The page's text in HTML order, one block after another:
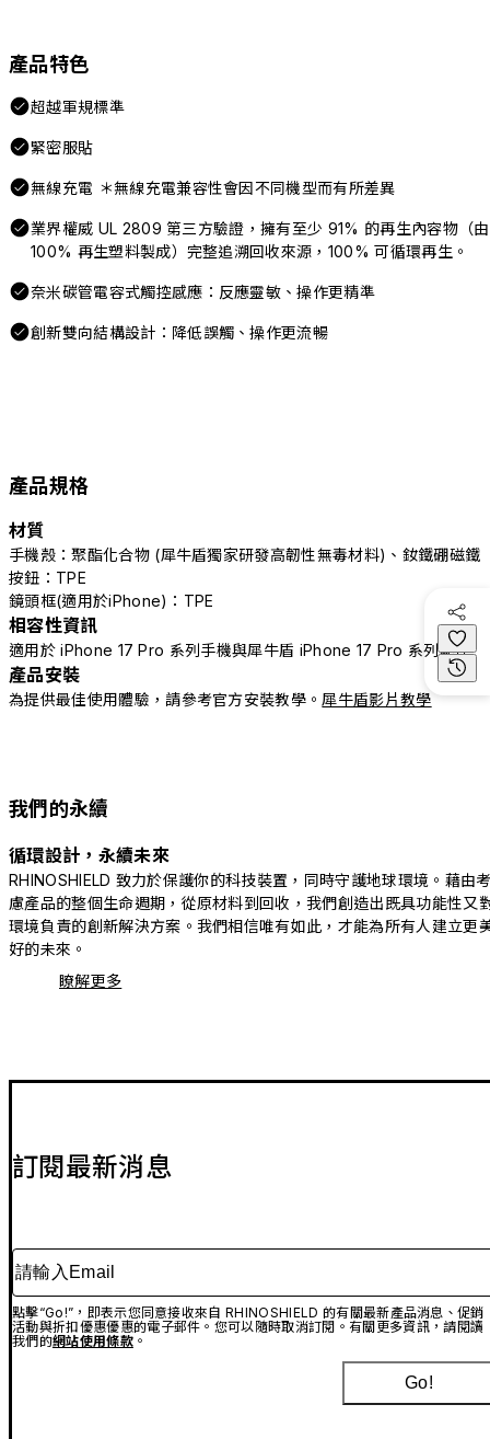
產品特色
超越軍規標準
緊密服貼
無線充電 ＊無線充電兼容性會因不同機型而有所差異
業界權威 UL 2809 第三方驗證，擁有至少 91% 的再生內容物（由
100% 再生塑料製成）完整追溯回收來源，100% 可循環再生。
奈米碳管電容式觸控感應：反應靈敏、操作更精準
創新雙向結構設計：降低誤觸、操作更流暢
產品規格
材質
手機殼：聚酯化合物 (犀牛盾獨家研發高韌性無毒材料)、釹鐵硼磁鐵
按鈕：TPE
鏡頭框(適用於iPhone)：TPE
相容性資訊
適用於 iPhone 17 Pro 系列手機與犀牛盾 iPhone 17 Pro 系列配件
產品安裝
為提供最佳使用體驗，請參考官方安裝教學。 犀牛盾影片教學
我們的永續
循環設計，永續未來
RHINOSHIELD 致力於保護你的科技裝置，同時守護地球環境。藉由
慮產品的整個生命週期，從原材料到回收，我們創造出既具功能性又
環境負責的創新解決方案。我們相信唯有如此，才能為所有人建立更
好的未來。
瞭解更多
訂閱最新消息
請輸入Email
點擊“Go!”，即表示您同意接收來自 RHINOSHIELD 的有關最新產品消息、促銷
活動與折扣優惠優惠的電子郵件。您可以隨時取消訂閱。有關更多資訊，請閱讀
我們的網站使用條款。
Go!